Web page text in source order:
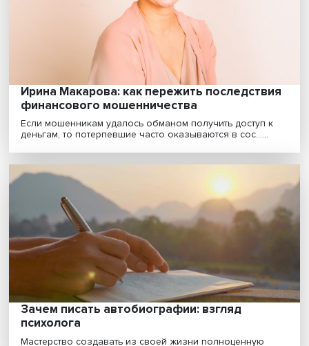
Спасительный юмор: как смех помогает
справляться со сложными
Стресс постоянно испытывает на прочность нашу
нервную систему. Сталкиваясь каждый день с новыми